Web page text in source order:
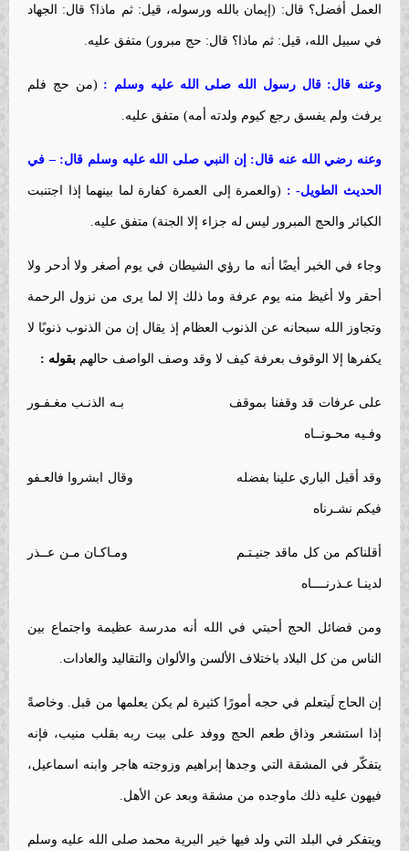
العمل أفضل؟ قال: (إيمان بالله ورسوله، قيل: ثم ماذا؟ قال: الجهاد
في سبيل الله، قيل: ثم ماذا؟ قال: حج مبرور) متفق عليه.
وعنه قال: قال رسول الله صلى الله عليه وسلم : (من حج فلم
يرفث ولم يفسق رجع كيوم ولدته أمه) متفق عليه.
وعنه رضي الله عنه قال: إن النبي صلى الله عليه وسلم قال: – في
الحديث الطويل- : (والعمرة إلى العمرة كفارة لما بينهما إذا اجتنبت
الكبائر والحج المبرور ليس له جزاء إلا الجنة) متفق عليه.
وجاء في الخبر أيضًا أنه ما رؤي الشيطان في يوم أصغر ولا أدحر ولا
أحقر ولا أغيظ منه يوم عرفة وما ذلك إلا لما يرى من نزول الرحمة
وتجاوز الله سبحانه عن الذنوب العظام إذ يقال إن من الذنوب ذنوبًا لا
يكفرها إلا الوقوف بعرفة كيف لا وقد وصف الواصف حالهم بقوله :
على عرفات قد وقفنا بموقف بـه الذنـب مغـفـور
وفـيه محـونــاه
وقد أقبل الباري علينا بفضله وقال ابشروا فالعـفو
فيكم نشـرناه
أقلناكم من كل ماقد جنيـتـم ومـاكـان مـن عــذر
لدينـا عـذرنــــاه
ومن فضائل الحج أحبتي في الله أنه مدرسة عظيمة واجتماع بين
الناس من كل البلاد باختلاف الألسن والألوان والتقاليد والعادات.
إن الحاج لَيتعلم في حجه أمورًا كثيرة لم يكن يعلمها من قبل. وخاصةً
إذا استشعر وذاق طعم الحج ووفد على بيت ربه بقلب منيب، فإنه
يتفكّر في المشقة التي وجدها إبراهيم وزوجته هاجر وابنه اسماعيل،
فيهون عليه ذلك ماوجده من مشقة وبعد عن الأهل.
ويتفكر في البلد التي ولد فيها خير البرية محمد صلى الله عليه وسلم